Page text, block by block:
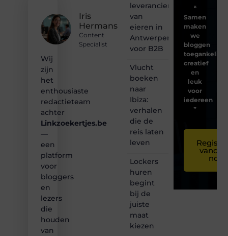
Iris
Hermans
Content
Specialist
Wij
zijn
het
enthousiaste
redactieteam
achter
Linkzoekertjes.be
—
een
platform
voor
bloggers
en
lezers
die
houden
van
leverancier
van
eieren in
Antwerpen
voor B2B
Vlucht
boeken
naar
Ibiza:
verhalen
die de
reis laten
leven
Lockers
huren
begint
bij de
juiste
maat
kiezen
❝
Samen
maken
we
bloggen
toegankelijk,
creatief
en
leuk
voor
iedereen
❞
nog